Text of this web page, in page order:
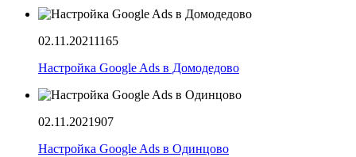
02.11.20211165
Настройка Google Ads в Домодедово
02.11.2021907
Настройка Google Ads в Одинцово